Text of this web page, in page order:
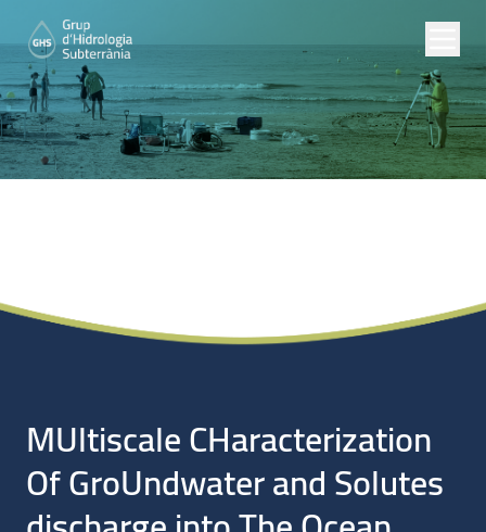
MUltiscale CHaracterization
Of GroUndwater and Solutes